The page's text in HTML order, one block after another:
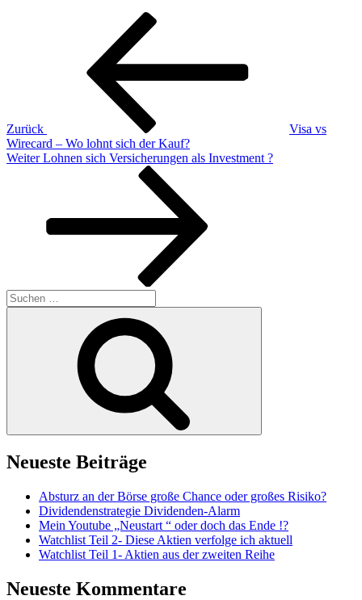
Beitragsnavigation
Zurück
Visa vs
Wirecard – Wo lohnt sich der Kauf?
Nächster
Weiter Lohnen sich Versicherungen als Investment ?
Suchen
nach:
Neueste Beiträge
Absturz an der Börse große Chance oder großes Risiko?
Dividendenstrategie Dividenden-Alarm
Mein Youtube „Neustart “ oder doch das Ende !?
Watchlist Teil 2- Diese Aktien verfolge ich aktuell
Watchlist Teil 1- Aktien aus der zweiten Reihe
Neueste Kommentare